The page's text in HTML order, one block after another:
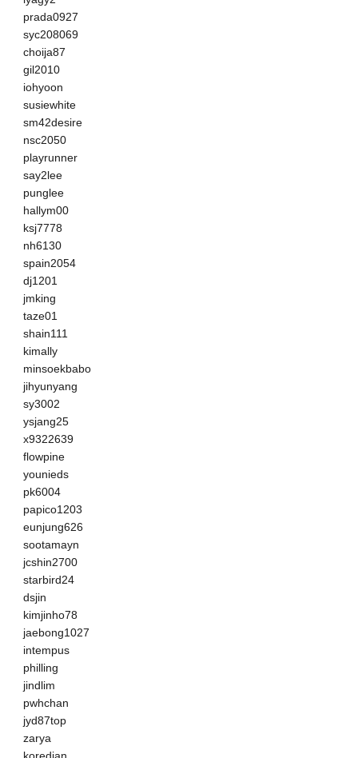
prada0927
syc208069
choija87
gil2010
iohyoon
susiewhite
sm42desire
nsc2050
playrunner
say2lee
punglee
hallym00
ksj7778
nh6130
spain2054
dj1201
jmking
taze01
shain111
kimally
minsoekbabo
jihyunyang
sy3002
ysjang25
x9322639
flowpine
younieds
pk6004
papico1203
eunjung626
sootamayn
jcshin2700
starbird24
dsjin
kimjinho78
jaebong1027
intempus
philling
jindlim
pwhchan
jyd87top
zarya
koredian